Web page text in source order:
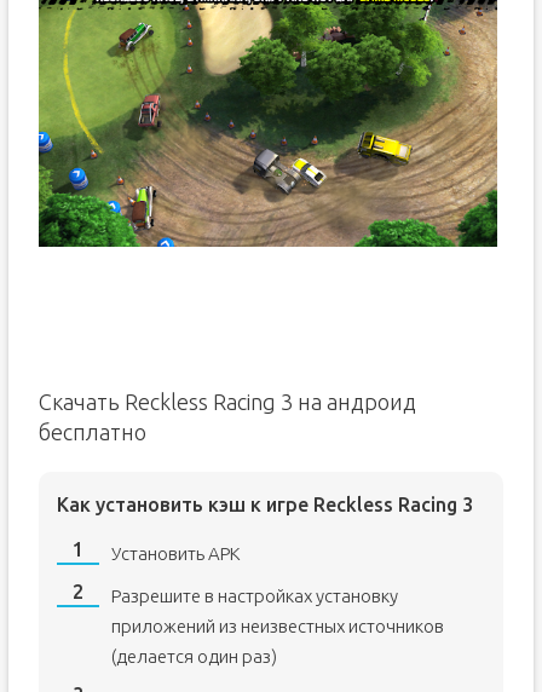
Скачать Reckless Racing 3 на андроид
бесплатно
Как установить кэш к игре Reckless Racing 3
Установить APK
Разрешите в настройках установку
приложений из неизвестных источников
(делается один раз)